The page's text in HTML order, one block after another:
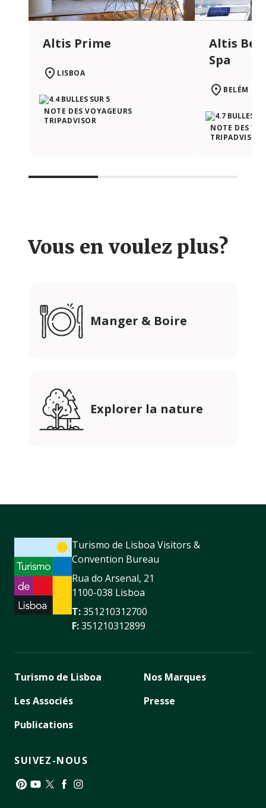
Altis Prime
LISBOA
NOTE DES VOYAGEURS
TRIPADVISOR
Altis
Spa
BELÉM |
NOTE DES
TRIPADVISOR
Vous en voulez plus?
Manger & Boire
Explorer la nature
Turismo de Lisboa Visitors &
Convention Bureau
Rua do Arsenal, 21
1100-038 Lisboa
T:351210312700
F:351210312899
Turismo de Lisboa
Les Associés
Publications
Nos Marques
Presse
SUIVEZ-NOUS